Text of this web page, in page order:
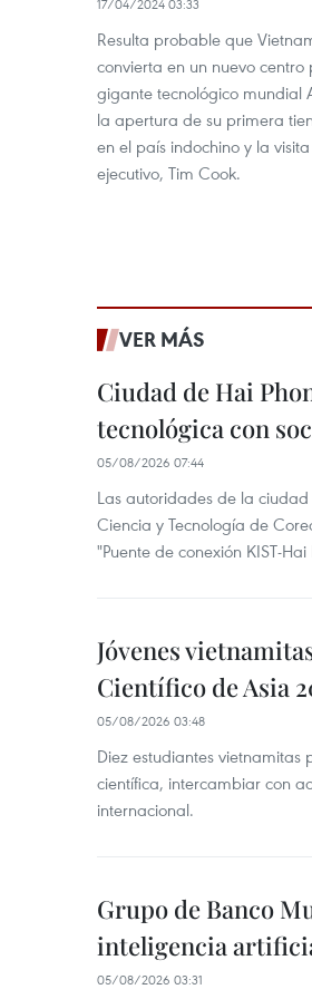
17/04/2024 03:33
Resulta probable que
convierta en un nuevo centro
gigante tecnológico mundial
la apertura de su primera
en el país indochino y la
ejecutivo, Tim Cook.
VER MÁS
Ciudad de Hai
tecnológica con
05/08/2026 07:44
Las autoridades de la
Ciencia y Tecnología de
"Puente de conexión KIST-
Jóvenes
Científico de Asia
05/08/2026 03:48
Diez estudiantes
científica, intercambiar con
internacional.
Grupo de Banco
inteligencia
05/08/2026 03:31